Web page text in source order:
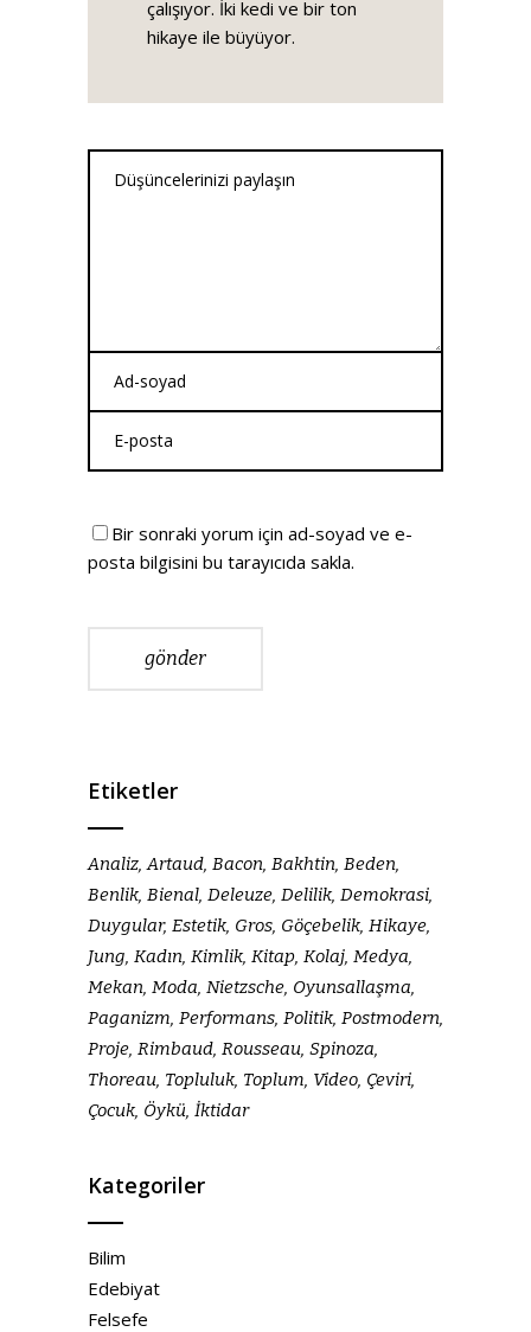
çalışıyor. İki kedi ve bir ton
hikaye ile büyüyor.
Bir sonraki yorum için ad-soyad ve e-
posta bilgisini bu tarayıcıda sakla.
gönder
Etiketler
Analiz Artaud Bacon Bakhtin Beden
Benlik Bienal Deleuze Delilik Demokrasi
Duygular Estetik Gros Göçebelik Hikaye
Jung Kadın Kimlik Kitap Kolaj Medya
Mekan Moda Nietzsche Oyunsallaşma
Paganizm Performans Politik Postmodern
Proje Rimbaud Rousseau Spinoza
Thoreau Topluluk Toplum Video Çeviri
Çocuk Öykü İktidar
Kategoriler
Bilim
Edebiyat
Felsefe